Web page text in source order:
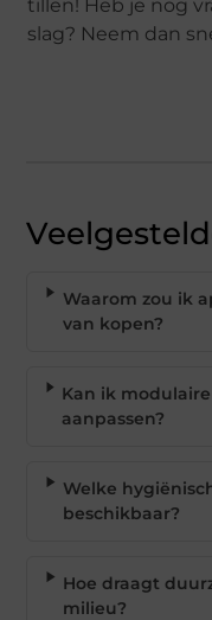
tillen! Heb je nog
slag? Neem dan
Waarom zou ik
van kopen?
Kan ik
aanpassen?
Welke
beschikbaar?
Hoe draagt
milieu?